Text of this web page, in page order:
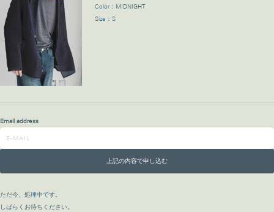
Color：MIDNIGHT
Size：S
Email address
上記の内容で申し込む
ただ今、処理中です。
しばらくお待ちください。